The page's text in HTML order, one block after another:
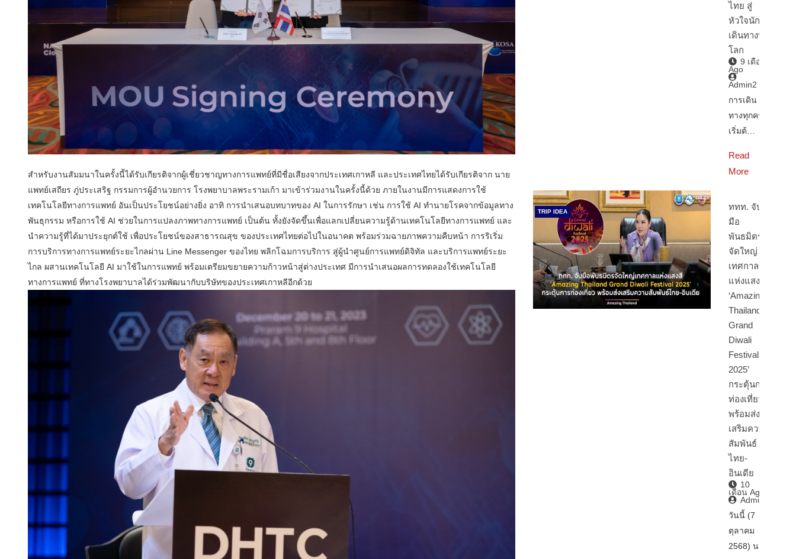
สำหรับงานสัมมนาในครั้งนี้ได้รับเกียรติจากผู้เชี่ยวชาญทางการแพทย์ที่มีชื่อเสียงจากประเทศเกาหลี และประเทศไทยได้รับเกียรติจาก นาย
แพทย์เสถียร ภู่ประเสริฐ กรรมการผู้อำนวยการ โรงพยาบาลพระรามเก้า มาเข้าร่วมงานในครั้งนี้ด้วย ภายในงานมีการแสดงการใช้
เทคโนโลยีทางการแพทย์ อันเป็นประโยชน์อย่างยิ่ง อาทิ การนำเสนอบทบาทของ AI ในการรักษา เช่น การใช้ AI ทำนายโรคจากข้อมูลทาง
พันธุกรรม หรือการใช้ AI ช่วยในการแปลงภาพทางการแพทย์ เป็นต้น ทั้งยังจัดขึ้นเพื่อแลกเปลี่ยนความรู้ด้านเทคโนโลยีทางการแพทย์ และ
นำความรู้ที่ได้มาประยุกต์ใช้ เพื่อประโยชน์ของสาธารณสุข ของประเทศไทยต่อไปในอนาคต พร้อมร่วมฉายภาพความคืบหน้า การริเริ่ม
การบริการทางการแพทย์ระยะไกลผ่าน Line Messenger ของไทย พลิกโฉมการบริการ สู่ผู้นำศูนย์การแพทย์ดิจิทัล และบริการแพทย์ระยะ
ไกล ผสานเทคโนโลยี AI มาใช้ในการแพทย์ พร้อมเตรียมขยายความก้าวหน้าสู่ต่างประเทศ มีการนำเสนอผลการทดลองใช้เทคโนโลยี
ทางการแพทย์ ที่ทางโรงพยาบาลได้ร่วมพัฒนากับบริษัทของประเทศเกาหลีอีกด้วย
ไทย สู่
หัวใจนัก
เดินทางทั่ว
โลก
9 เดือน
Ago
Admin2
การเดิน
ทางทุกครั้ง
เริ่มต้…
Read
More
TRIP IDEA
ททท. จับ
มือ
พันธมิตร
จัดใหญ่
เทศกาล
แห่งแสงสี
‘Amazing
Thailand
Grand
Diwali
Festival
2025’
กระตุ้นการ
ท่องเที่ยว
พร้อมส่ง
เสริมความ
สัมพันธ์
ไทย-
อินเดีย
10
เดือน Ago
Admin2
วันนี้ (7
ตุลาคม
2568) นา…